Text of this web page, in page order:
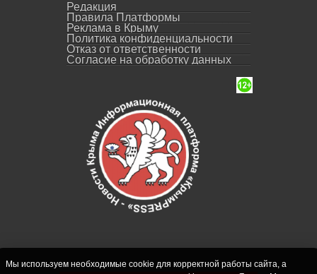
Редакция
Правила Платформы
Реклама в Крыму
Политика конфиденциальности
Отказ от ответственности
Согласие на обработку данных
Мы используем необходимые cookie для корректной работы сайта, а